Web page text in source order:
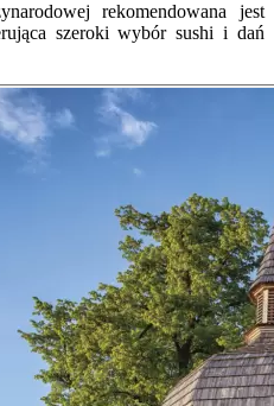
rekomendowana jest
szeroki wybór sushi i dań